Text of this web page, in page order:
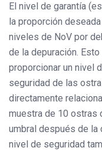
El nivel de garantía
la proporción
niveles de NoV por
de la depuración.
proporcionar un nivel
seguridad de las
directamente
muestra de 10 ostras
umbral después de la
nivel de seguridad